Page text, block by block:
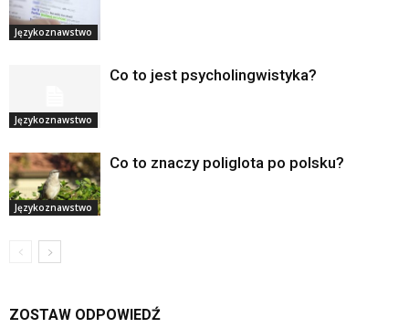
Językoznawstwo
Językoznawstwo
Co to jest psycholingwistyka?
Językoznawstwo
Co to znaczy poliglota po polsku?
ZOSTAW ODPOWIEDŹ